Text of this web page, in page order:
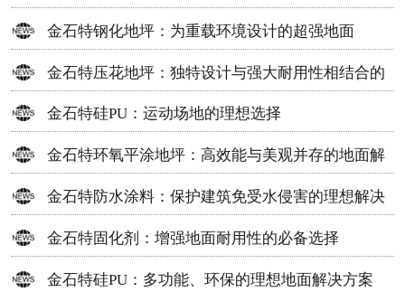
选择
金石特钢化地坪：为重载环境设计的超强地面
金石特压花地坪：独特设计与强大耐用性相结合的
地面材料
金石特硅PU：运动场地的理想选择
金石特环氧平涂地坪：高效能与美观并存的地面解
决方案
金石特防水涂料：保护建筑免受水侵害的理想解决
方案
金石特固化剂：增强地面耐用性的必备选择
金石特硅PU：多功能、环保的理想地面解决方案